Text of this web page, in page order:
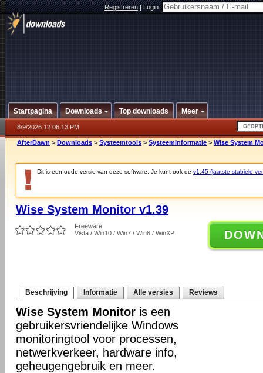
Registreren|Login:
Startpagina Downloads Top downloads Meer
8/9/2026 12:06:13 PM
AfterDawn > Downloads > Systeemtools > Systeeminformatie > Wise System
Dit is een oude versie van deze software. Je kunt ook de v1.45 (laatste stabiele
Wise System Monitor v1.39
Freeware
Vista / Win10 / Win7 / Win8 / WinXP
Beschrijving Informatie Alle versies Reviews
Wise System Monitor is een
gebruikersvriendelijke Windows
monitoringtool voor processen,
netwerkverkeer, hardware info,
geheugengebruik en meer.